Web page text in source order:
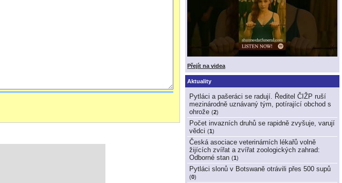
Přejít na videa
Aktuality
Pytláci a pašeráci se radují. Ředitel ČIŽP ruší
mezinárodně uznávaný tým, potírající obchod s
ohrože (2)
Počet invazních druhů se rapidně zvyšuje, varují
vědci (1)
Česká asociace veterinárních lékařů volně
žijících zvířat a zvířat zoologických zahrad:
Odborné stan (1)
Pytláci slonů v Botswaně otrávili přes 500 supů
(0)